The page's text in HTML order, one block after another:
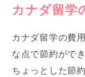
カナダ留学
カナダ留学の費
な点で節約がで
ちょっとした節